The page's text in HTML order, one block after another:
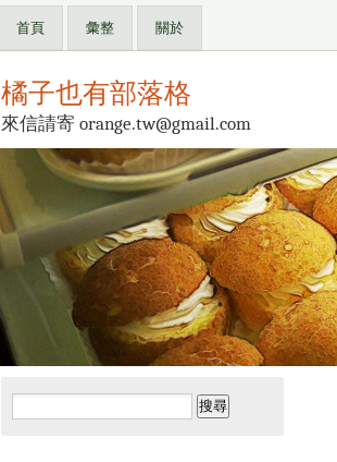
首頁 彙整 關於
橘子也有部落格
來信請寄 orange.tw@gmail.com
搜
尋